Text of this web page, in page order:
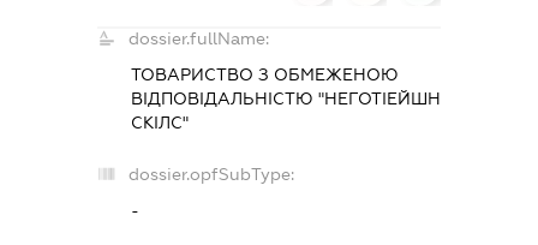
dossier.fullName:
ТОВАРИСТВО З ОБМЕЖЕНОЮ
ВІДПОВІДАЛЬНІСТЮ "НЕГОТІЕЙШН
СКІЛС"
dossier.opfSubType:
-